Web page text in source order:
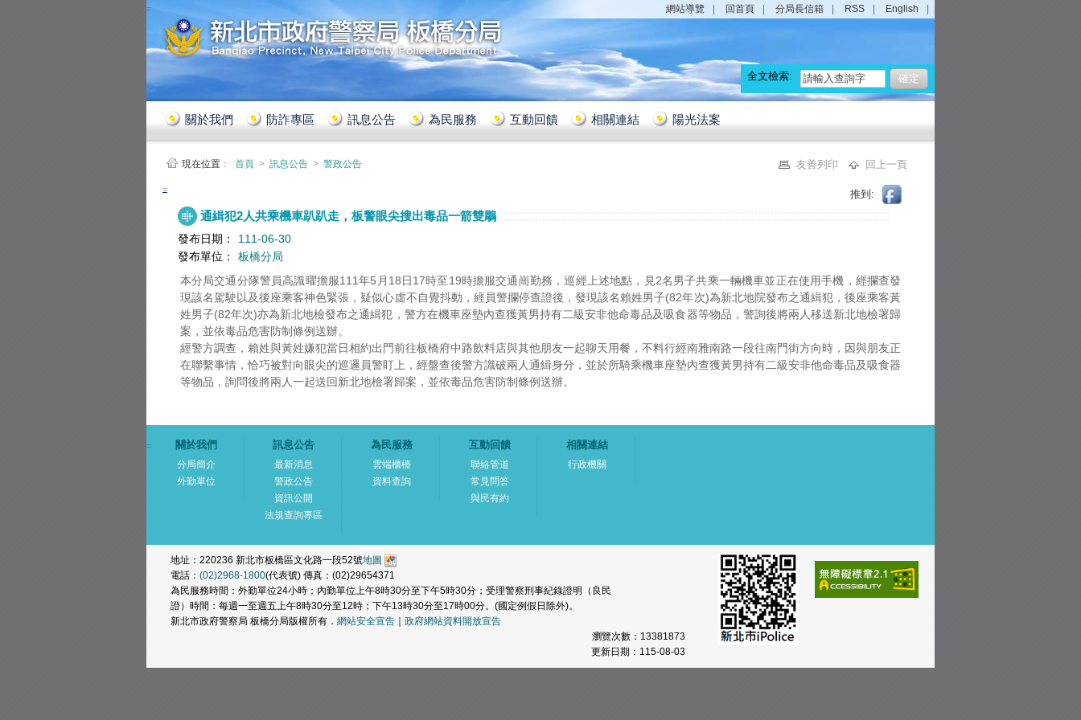
網站導覽 回首頁 分局長信箱 RSS English
:::
全文檢索:
關於我們 防詐專區 訊息公告 為民服務 互動回饋 相關連結 陽光法案
現在位置 ： 首頁 > 訊息公告 > 警政公告 友善列印 回上一頁
::: 推到:
通緝犯2人共乘機車趴趴走，板警眼尖搜出毒品一箭雙鵰
發布日期：
111-06-30
發布單位：
板橋分局
本分局交通分隊警員高識曜擔服111年5月18日17時至19時擔服交通崗勤務，巡經上述地點，見2名男子共乘一輛機車並正在使用手機，經攔查發
現該名駕駛以及後座乘客神色緊張，疑似心虛不自覺抖動，經員警攔停查證後，發現該名賴姓男子(82年次)為新北地院發布之通緝犯，後座乘客黃
姓男子(82年次)亦為新北地檢發布之通緝犯，警方在機車座墊內查獲黃男持有二級安非他命毒品及吸食器等物品，警詢後將兩人移送新北地檢署歸
案，並依毒品危害防制條例送辦。
經警方調查，賴姓與黃姓嫌犯當日相約出門前往板橋府中路飲料店與其他朋友一起聊天用餐，不料行經南雅南路一段往南門街方向時，因與朋友正
在聯繫事情，恰巧被對向眼尖的巡邏員警盯上，經盤查後警方識破兩人通緝身分，並於所騎乘機車座墊內查獲黃男持有二級安非他命毒品及吸食器
等物品，詢問後將兩人一起送回新北地檢署歸案，並依毒品危害防制條例送辦。
::: 關於我們
分局簡介
外勤單位
訊息公告
最新消息
警政公告
資訊公開
法規查詢專區
為民服務
雲端櫃檯
資料查詢
互動回饋
聯絡管道
常見問答
與民有約
相關連結
行政機關
地址：220236 新北市板橋區文化路一段52號地圖
電話： (02)2968-1800(代表號) 傳真：(02)29654371
為民服務時間：外勤單位24小時；內勤單位上午8時30分至下午5時30分；受理警察刑事紀錄證明（良民
證）時間：每週一至週五上午8時30分至12時；下午13時30分至17時00分。(國定例假日除外)。
新北市政府警察局 板橋分局版權所有． 網站安全宣告
政府網站資料開放宣告
瀏覽次數： 13381873
更新日期：115-08-03